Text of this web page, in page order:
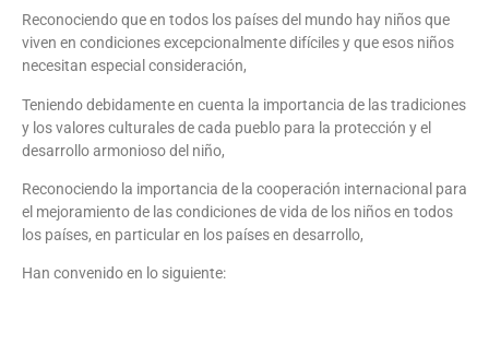
Reconociendo que en todos los países del mundo hay niños que
viven en condiciones excepcionalmente difíciles y que esos niños
necesitan especial consideración,
Teniendo debidamente en cuenta la importancia de las tradiciones
y los valores culturales de cada pueblo para la protección y el
desarrollo armonioso del niño,
Reconociendo la importancia de la cooperación internacional para
el mejoramiento de las condiciones de vida de los niños en todos
los países, en particular en los países en desarrollo,
Han convenido en lo siguiente: